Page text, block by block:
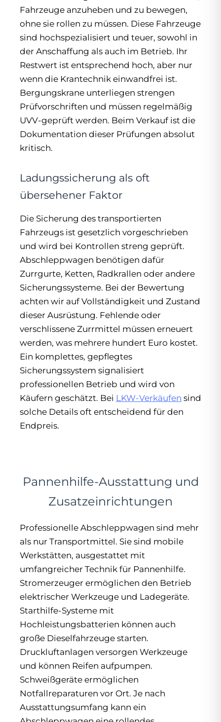
Fahrzeuge anzuheben und zu bewegen,
ohne sie rollen zu müssen. Diese Fahrzeuge
sind hochspezialisiert und teuer, sowohl in
der Anschaffung als auch im Betrieb. Ihr
Restwert ist entsprechend hoch, aber nur
wenn die Krantechnik einwandfrei ist.
Bergungskrane unterliegen strengen
Prüfvorschriften und müssen regelmäßig
UVV-geprüft werden. Beim Verkauf ist die
Dokumentation dieser Prüfungen absolut
kritisch.
Ladungssicherung als oft
übersehener Faktor
Die Sicherung des transportierten
Fahrzeugs ist gesetzlich vorgeschrieben
und wird bei Kontrollen streng geprüft.
Abschleppwagen benötigen dafür
Zurrgurte, Ketten, Radkrallen oder andere
Sicherungssysteme. Bei der Bewertung
achten wir auf Vollständigkeit und Zustand
dieser Ausrüstung. Fehlende oder
verschlissene Zurrmittel müssen erneuert
werden, was mehrere hundert Euro kostet.
Ein komplettes, gepflegtes
Sicherungssystem signalisiert
professionellen Betrieb und wird von
Käufern geschätzt. Bei LKW-Verkäufen sind
solche Details oft entscheidend für den
Endpreis.
Pannenhilfe-Ausstattung und
Zusatzeinrichtungen
Professionelle Abschleppwagen sind mehr
als nur Transportmittel. Sie sind mobile
Werkstätten, ausgestattet mit
umfangreicher Technik für Pannenhilfe.
Stromerzeuger ermöglichen den Betrieb
elektrischer Werkzeuge und Ladegeräte.
Starthilfe-Systeme mit
Hochleistungsbatterien können auch
große Dieselfahrzeuge starten.
Druckluftanlagen versorgen Werkzeuge
und können Reifen aufpumpen.
Schweißgeräte ermöglichen
Notfallreparaturen vor Ort. Je nach
Ausstattungsumfang kann ein